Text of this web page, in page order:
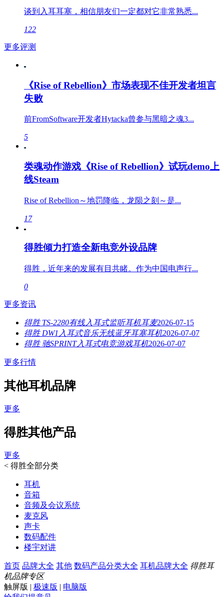
谈到入耳耳塞，相信朋友们一定都对它非常熟悉...
122
更多评测
《Rise of Rebellion》市场表现不佳开发者坦言
失败
前FromSoftware开发者Hytacka曾参与黑暗之魂3...
5
类魂动作游戏《Rise of Rebellion》试玩demo上
线Steam
Rise of Rebellion～地罚降临，龙陨之刻～是...
17
得胜倾力打造全新电竞外设品牌
得胜，近年来的发展有目共睹。作为中国电声行...
0
更多资讯
得胜 TS-2280有线入耳式监听耳机耳麦2026-07-15
得胜 DW1入耳式音乐无线蓝牙耳塞耳机2026-07-07
得胜 驰SPRINT入耳式电竞游戏耳机2026-07-07
更多行情
其他耳机品牌
更多
得胜其他产品
更多
< 得胜全部分类
耳机
音箱
音频及会议系统
麦克风
声卡
数码配件
楼宇对讲
首页 品牌大全 其他 数码产品分类大全 耳机品牌大全 得胜耳
机品牌专区
触屏版 | 极速版 | 电脑版